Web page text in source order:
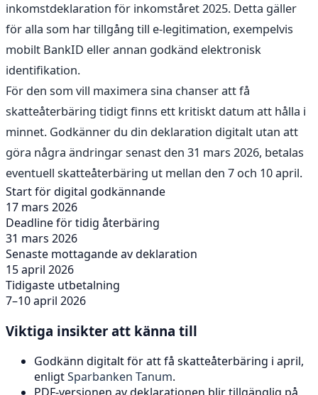
inkomstdeklaration för inkomståret 2025. Detta gäller
för alla som har tillgång till e-legitimation, exempelvis
mobilt BankID eller annan godkänd elektronisk
identifikation.
För den som vill maximera sina chanser att få
skatteåterbäring tidigt finns ett kritiskt datum att hålla i
minnet. Godkänner du din deklaration digitalt utan att
göra några ändringar senast den 31 mars 2026, betalas
eventuell skatteåterbäring ut mellan den 7 och 10 april.
Start för digital godkännande
17 mars 2026
Deadline för tidig återbäring
31 mars 2026
Senaste mottagande av deklaration
15 april 2026
Tidigaste utbetalning
7–10 april 2026
Viktiga insikter att känna till
Godkänn digitalt för att få skatteåterbäring i april,
enligtSparbanken Tanum.